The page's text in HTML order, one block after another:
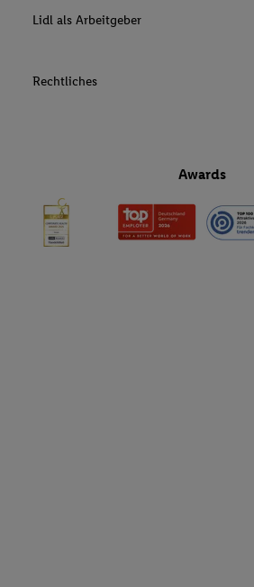
Lidl als Arbeitgeber
Rechtliches
Awards